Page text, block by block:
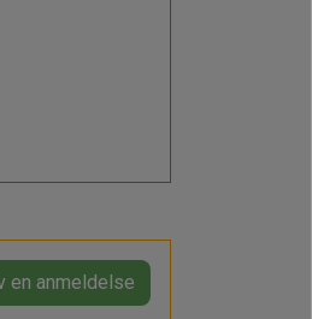
en anmeldelse